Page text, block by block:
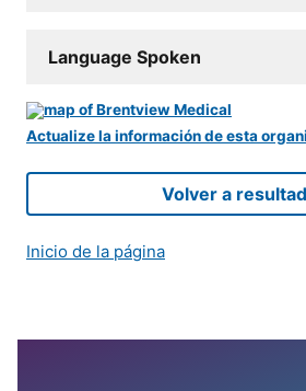
Language Spoken
Actualize la información de esta
Volver a
Inicio de la página